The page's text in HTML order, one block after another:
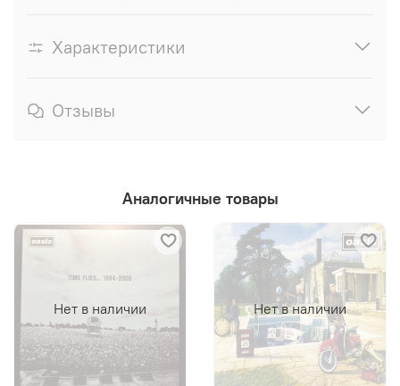
Характеристики
Отзывы
Аналогичные товары
Нет в наличии Нет в наличии